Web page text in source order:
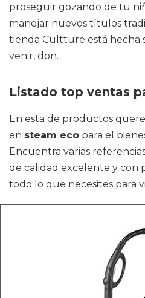
proseguir gozando de tu
manejar nuevos títulos
tienda Cultture está hecha
venir, don.
Listado top ventas
En esta de productos
en steam eco para el
Encuentra varias
de calidad excelente y con
todo lo que necesites para